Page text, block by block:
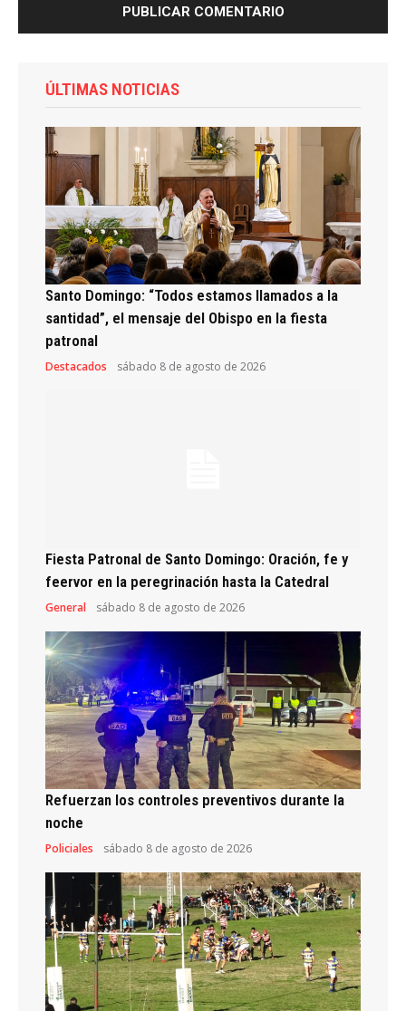
ÚLTIMAS NOTICIAS
Santo Domingo: “Todos estamos llamados a la
santidad”, el mensaje del Obispo en la fiesta
patronal
Destacados sábado 8 de agosto de 2026
Fiesta Patronal de Santo Domingo: Oración, fe y
feervor en la peregrinación hasta la Catedral
General sábado 8 de agosto de 2026
Refuerzan los controles preventivos durante la
noche
Policiales sábado 8 de agosto de 2026